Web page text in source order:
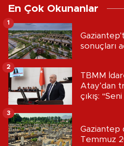
En Çok Okunanlar
sonuçları
1
TBMM
Atay’dan
çıkış:
2
Gaziantep
Temmuz
3